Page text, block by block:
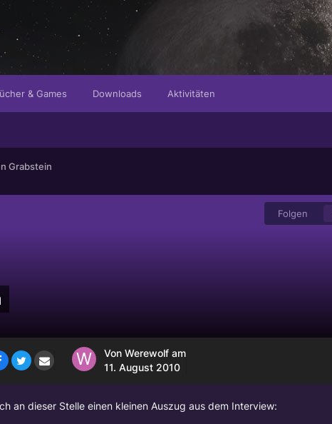
& Games Downloads Aktivitäten
Grabstein
Folgen
Von Werewolf am
11. August 2010
an dieser Stelle einen kleinen Auszug aus dem Interview: